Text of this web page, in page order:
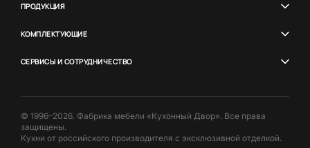
ПРОДУКЦИЯ
КОМПЛЕКТУЮЩИЕ
СЕРВИСЫ И СОТРУДНИЧЕСТВО
© 1996–2026. Фабрика мебели «Кухонный Двор». Все права
защищены.
Кухни от российского производителя с эксклюзивной отделкой.